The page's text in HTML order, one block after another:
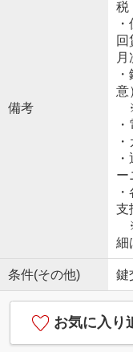
備考
税
回
意
※
ー
支
※
細
条件(その他) 鍵
お気に入り